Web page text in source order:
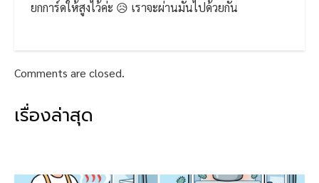
ยกการ์ดให้สูงไว้ค่ะ 😥 เราจะผ่านมันไปด้วยกัน
Comments are closed.
เรื่องล่าสุด